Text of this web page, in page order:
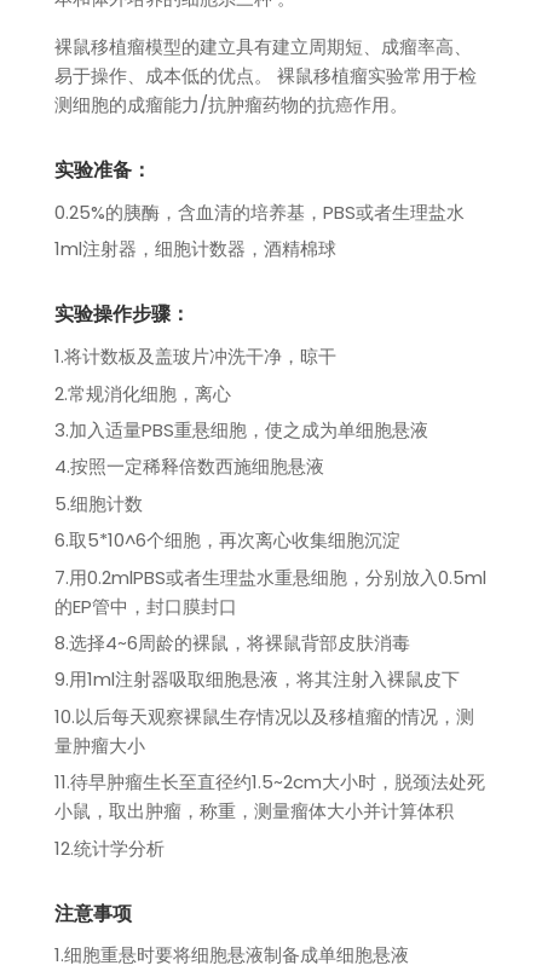
裸鼠移植瘤模型的建立具有建立周期短、成瘤率高、
易于操作、成本低的优点。 裸鼠移植瘤实验常用于检
测细胞的成瘤能力/抗肿瘤药物的抗癌作用。
实验准备：
0.25%的胰酶，含血清的培养基，PBS或者生理盐水
1ml注射器，细胞计数器，酒精棉球
实验操作步骤：
1.将计数板及盖玻片冲洗干净，晾干
2.常规消化细胞，离心
3.加入适量PBS重悬细胞，使之成为单细胞悬液
4.按照一定稀释倍数西施细胞悬液
5.细胞计数
6.取5*10^6个细胞，再次离心收集细胞沉淀
7.用0.2mlPBS或者生理盐水重悬细胞，分别放入0.5ml
的EP管中，封口膜封口
8.选择4~6周龄的裸鼠，将裸鼠背部皮肤消毒
9.用1ml注射器吸取细胞悬液，将其注射入裸鼠皮下
10.以后每天观察裸鼠生存情况以及移植瘤的情况，测
量肿瘤大小
11.待早肿瘤生长至直径约1.5~2cm大小时，脱颈法处死
小鼠，取出肿瘤，称重，测量瘤体大小并计算体积
12.统计学分析
注意事项
1.细胞重悬时要将细胞悬液制备成单细胞悬液